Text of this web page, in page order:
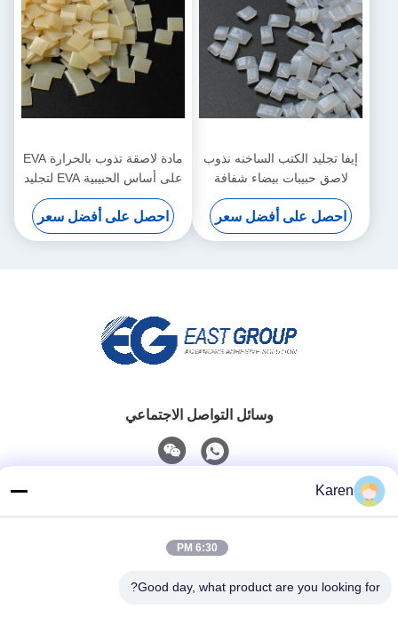
إيفا تجليد الكتب الساخنه نذوب
لاصق حبيبات بيضاء شفافة
احصل على أفضل سعر
مادة لاصقة تذوب بالحرارة EVA
على أساس الحبيبية EVA لتجليد
الكتب
احصل على أفضل سعر
وسائل التواصل الاجتماعي
+86-18912490312
بريد إلكتروني
Karen
6:30 PM
Good day, what product are you looking for?